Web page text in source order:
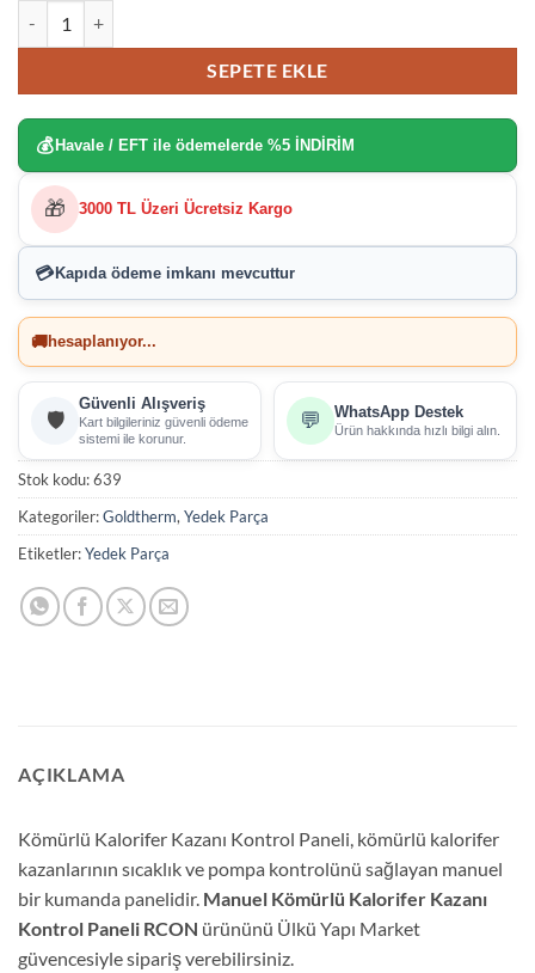
SEPETE EKLE
💰 Havale / EFT ile ödemelerde %5 İNDİRİM
🎁 3000 TL Üzeri Ücretsiz Kargo
💳 Kapıda ödeme imkanı mevcuttur
🚚hesaplanıyor...
🛡️
Güvenli Alışveriş
Kart bilgileriniz güvenli ödeme
sistemi ile korunur.
💬 WhatsApp Destek
Ürün hakkında hızlı bilgi alın.
Stok kodu:639
Kategoriler:Goldtherm,Yedek Parça
Etiketler:Yedek Parça
AÇIKLAMA
Kömürlü Kalorifer Kazanı Kontrol Paneli, kömürlü kalorifer
kazanlarının sıcaklık ve pompa kontrolünü sağlayan manuel
bir kumanda panelidir. Manuel Kömürlü Kalorifer Kazanı
Kontrol Paneli RCON ürününü Ülkü Yapı Market
güvencesiyle sipariş verebilirsiniz.